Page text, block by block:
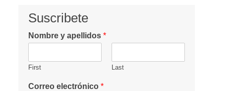
Suscribete
Nombre y apellidos *
First Last
Correo electrónico *